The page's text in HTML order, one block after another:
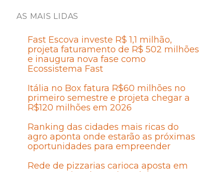
AS MAIS LIDAS
Fast Escova investe R$ 1,1 milhão,
projeta faturamento de R$ 502 milhões
e inaugura nova fase como
Ecossistema Fast
Itália no Box fatura R$60 milhões no
primeiro semestre e projeta chegar a
R$120 milhões em 2026
Ranking das cidades mais ricas do
agro aponta onde estarão as próximas
oportunidades para empreender
Rede de pizzarias carioca aposta em